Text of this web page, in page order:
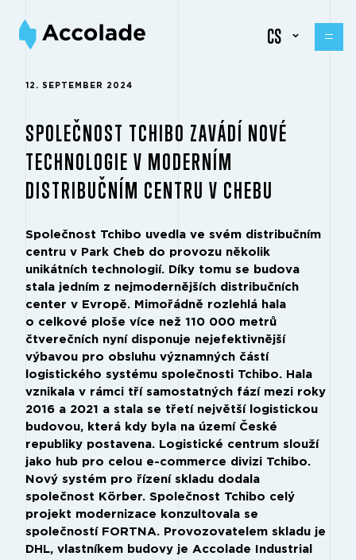
CS
12. SEPTEMBER 2024
SPOLEČNOST TCHIBO ZAVÁDÍ NOVÉ
TECHNOLOGIE V MODERNÍM
DISTRIBUČNÍM CENTRU V CHEBU
Společnost Tchibo uvedla ve svém distribučním
centru v Park Cheb do provozu několik
unikátních technologií. Díky tomu se budova
stala jedním z nejmodernějších distribučních
center v Evropě. Mimořádně rozlehlá hala
o celkové ploše více než 110 000 metrů
čtverečních nyní disponuje nejefektivnější
výbavou pro obsluhu významných částí
logistického systému společnosti Tchibo. Hala
vznikala v rámci tří samostatných fází mezi roky
2016 a 2021 a stala se třetí největší logistickou
budovou, která kdy byla na území České
republiky postavena. Logistické centrum slouží
jako hub pro celou e-commerce divizi Tchibo.
Nový systém pro řízení skladu dodala
společnost Körber. Společnost Tchibo celý
projekt modernizace konzultovala se
společností FORTNA. Provozovatelem skladu je
DHL, vlastníkem budovy je Accolade Industrial